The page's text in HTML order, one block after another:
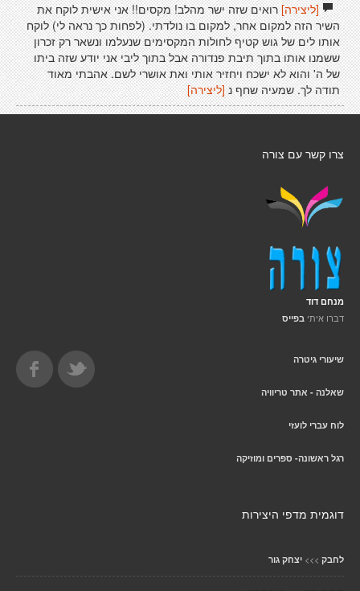
[ליצירה]רואים שזה ישר מהלב! מקסים!! אני אישית לוקח את
השיר הזה למקום אחר, למקום בו נולדתי. (לפחות כך נראה לי) לוקח
אותו לים של גוש קטיף לחולות המקסימים שנעלמו ונשאר רק זכרון
ששמנו אותו בתוך תיבת פנדורה אבל בתוך ליבי אני יודע שזה ביתו
של ה' והוא לא ישכח ויחזיר אותי ואת אושרי לשם. אהבתי מאוד
תודה לך. שמעיה שחף נ [ליצירה]
צרו קשר עם צורה
מנחם דוד
דברו איתי בפייס
שיעורי גיטרה
שאלנה - אתר טריוויה
לוח עברי לועזי
רגל ראשונה- ספרים ומוזיקה
דוגמית מדפי היצירות
לחבק >>> יצחק גור